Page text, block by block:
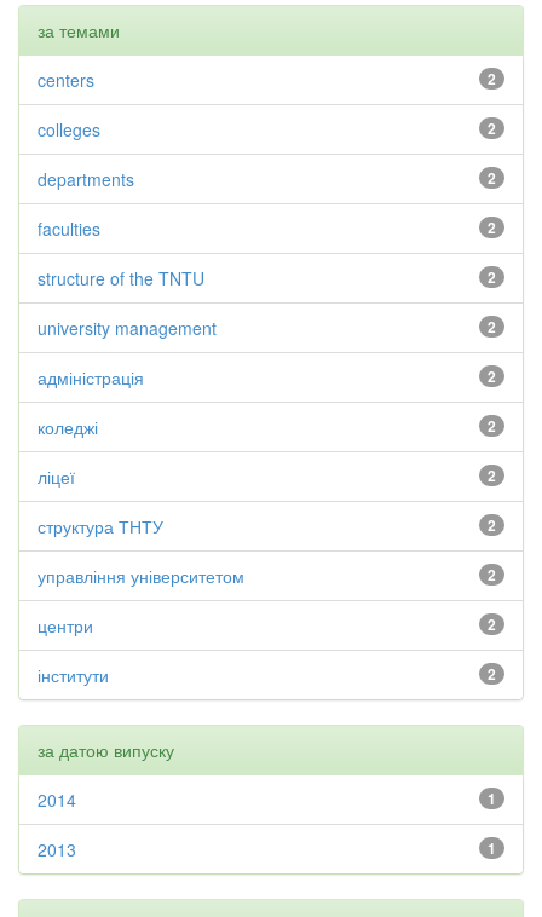
за темами
2
centers
2
colleges
2
departments
2
faculties
2
structure of the TNTU
2
university management
2
адміністрація
2
коледжі
2
ліцеї
2
структура ТНТУ
2
управління університетом
2
центри
2
інститути
за датою випуску
1
2014
1
2013